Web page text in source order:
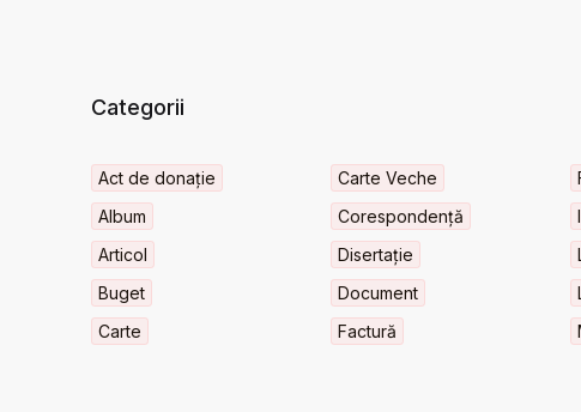
Categorii
Act de donație
Album
Articol
Buget
Carte
Carte Veche
Corespondență
Disertație
Document
Factură